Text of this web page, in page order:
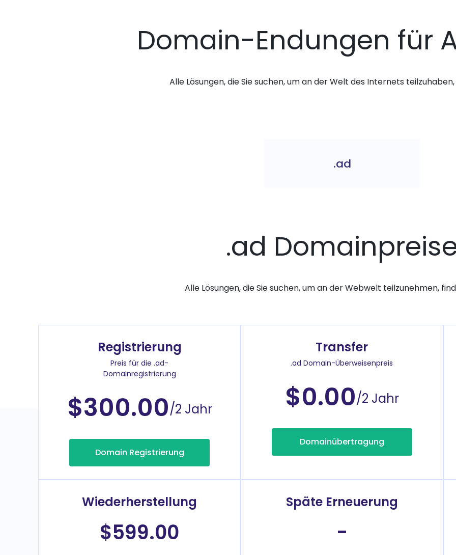
Domain-Endungen für
Alle Lösungen, die Sie suchen, um an der Welt des Internets
.ad
.ad
Alle Lösungen, die Sie suchen, um an der Webwelt teilzunehmen,
Registrierung
Preis für die .ad-
Domainregistrierung
$300.00/2 Jahr
Domain Registrierung
Transfer
.ad Domain-Überweisenpreis
$0.00/2 Jahr
Domainübertragung
Wiederherstellung
$599.00
Späte Erneuerung
-